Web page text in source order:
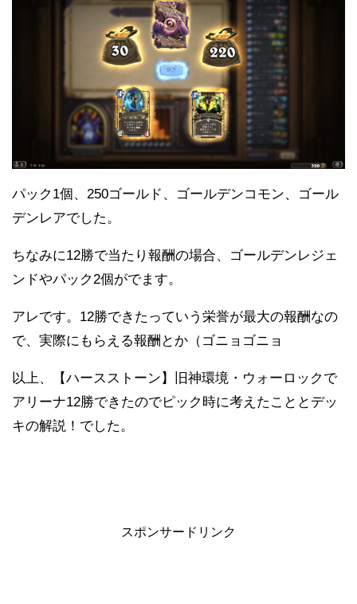
パック1個、250ゴールド、ゴールデンコモン、ゴール
デンレアでした。
ちなみに12勝で当たり報酬の場合、ゴールデンレジェ
ンドやパック2個がでます。
アレです。12勝できたっていう栄誉が最大の報酬なの
で、実際にもらえる報酬とか（ゴニョゴニョ
以上、【ハースストーン】旧神環境・ウォーロックで
アリーナ12勝できたのでピック時に考えたこととデッ
キの解説！でした。
スポンサードリンク